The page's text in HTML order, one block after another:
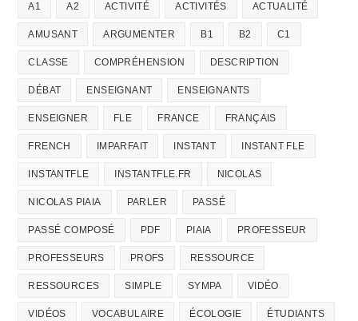
A1 A2 ACTIVITÉ ACTIVITÉS ACTUALITÉ
AMUSANT ARGUMENTER B1 B2 C1
CLASSE COMPRÉHENSION DESCRIPTION
DÉBAT ENSEIGNANT ENSEIGNANTS
ENSEIGNER FLE FRANCE FRANÇAIS
FRENCH IMPARFAIT INSTANT INSTANT FLE
INSTANTFLE INSTANTFLE.FR NICOLAS
NICOLAS PIAIA PARLER PASSÉ
PASSÉ COMPOSÉ PDF PIAIA PROFESSEUR
PROFESSEURS PROFS RESSOURCE
RESSOURCES SIMPLE SYMPA VIDÉO
VIDÉOS VOCABULAIRE ÉCOLOGIE ÉTUDIANTS